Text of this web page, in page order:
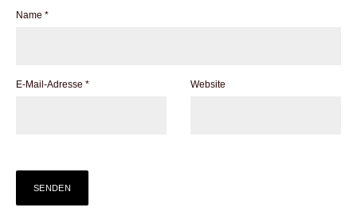
Name *
E-Mail-Adresse * Website